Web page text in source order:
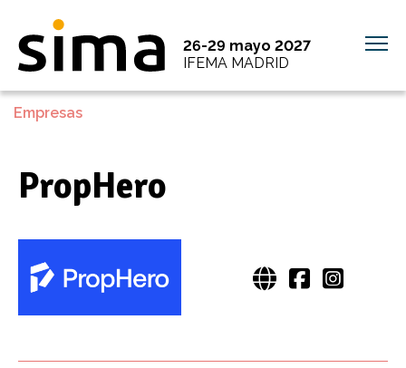
26-29 mayo 2027
IFEMA MADRID
Empresas
PropHero